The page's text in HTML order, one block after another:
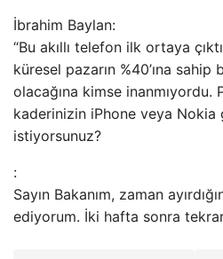
İbrahim Baylan:
“Bu akıllı telefon ilk ortaya
küresel pazarın %40’ına sahip
olacağına kimse inanmıyordu.
kaderinizin iPhone veya Nokia
istiyorsunuz?
:
Sayın Bakanım, zaman
ediyorum. İki hafta sonra